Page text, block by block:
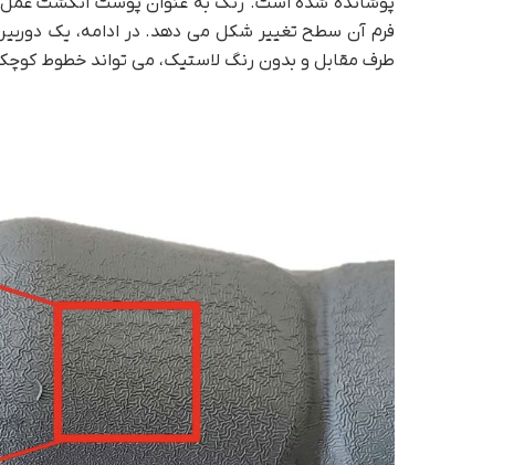
طرف مقابل و بدون رنگ لاستیک، می تواند خطوط